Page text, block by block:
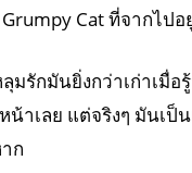
Cat ที่จากไป
มรักมันยิ่งกว่าเก่าเมื่
น้าเลย แต่จริงๆ มันเ
ก